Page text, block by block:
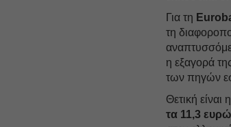
Για τη
τη
η εξαγορά
των πηγών
Θετική είναι
τα 11,3